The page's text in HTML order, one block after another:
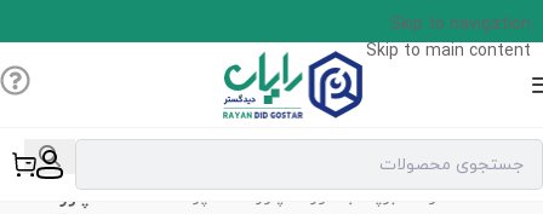
Skip to navigation
Skip to main content
خانه محصولات برچسب خورده “پاور 30 آمپر”
پاور 30